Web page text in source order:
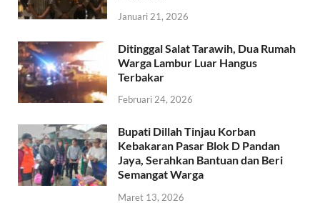
Januari 21, 2026
Ditinggal Salat Tarawih, Dua Rumah
Warga Lambur Luar Hangus
Terbakar
Februari 24, 2026
Bupati Dillah Tinjau Korban
Kebakaran Pasar Blok D Pandan
Jaya, Serahkan Bantuan dan Beri
Semangat Warga
Maret 13, 2026